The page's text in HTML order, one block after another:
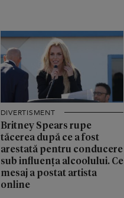
DIVERTISMENT
Britney Spears rupe
tăcerea după ce a fost
arestată pentru conducere
sub influența alcoolului. Ce
mesaj a postat artista
online